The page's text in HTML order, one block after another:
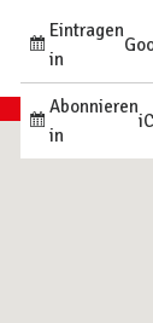
Eintragen
in
Abonnieren
in